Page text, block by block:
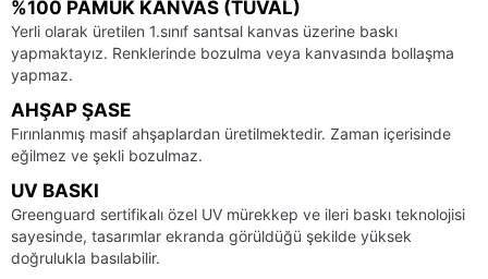
%100 PAMUK KANVAS (TUVAL)
Yerli olarak üretilen 1.sınıf santsal kanvas üzerine baskı
yapmaktayız. Renklerinde bozulma veya kanvasında bollaşma
yapmaz.
AHŞAP ŞASE
Fırınlanmış masif ahşaplardan üretilmektedir. Zaman içerisinde
eğilmez ve şekli bozulmaz.
UV BASKI
Greenguard sertifikalı özel UV mürekkep ve ileri baskı teknolojisi
sayesinde, tasarımlar ekranda görüldüğü şekilde yüksek
doğrulukla basılabilir.